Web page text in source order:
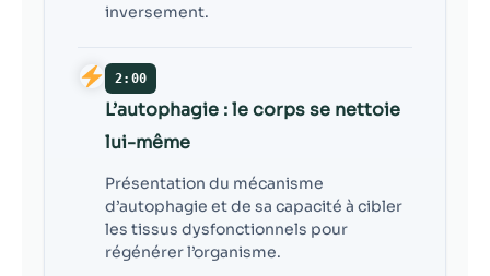
inversement.
2:00
L’autophagie : le corps se nettoie
lui-même
Présentation du mécanisme
d’autophagie et de sa capacité à cibler
les tissus dysfonctionnels pour
régénérer l’organisme.